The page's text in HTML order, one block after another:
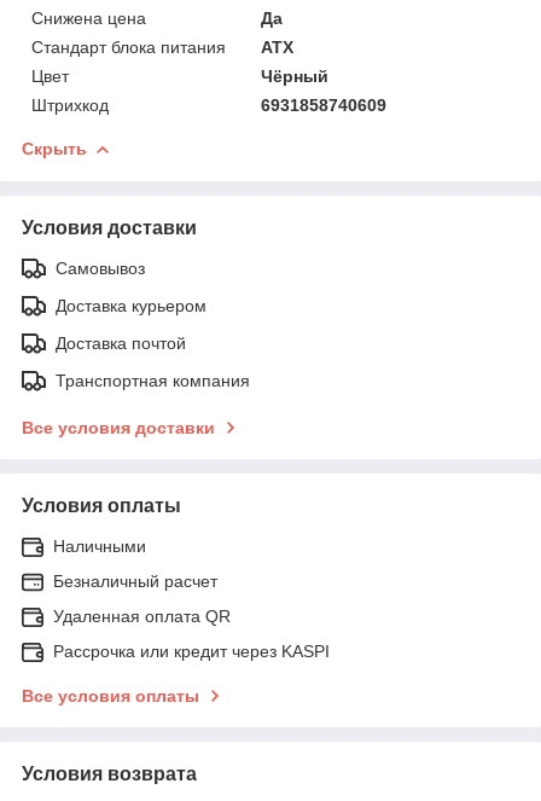
Снижена цена
Да
Стандарт блока питания
ATX
Цвет
Чёрный
Штрихкод
6931858740609
Скрыть
Условия доставки
Самовывоз
Доставка курьером
Доставка почтой
Транспортная компания
Все условия доставки
Условия оплаты
Наличными
Безналичный расчет
Удаленная оплата QR
Рассрочка или кредит через KASPI
Все условия оплаты
Условия возврата